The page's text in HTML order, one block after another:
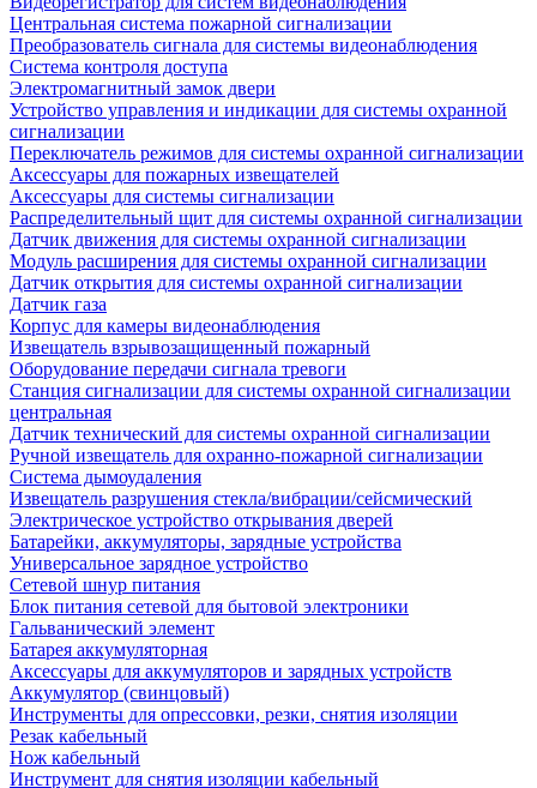
Центральная система пожарной сигнализации
Преобразователь сигнала для системы видеонаблюдения
Система контроля доступа
Электромагнитный замок двери
Устройство управления и индикации для системы охранной
сигнализации
Переключатель режимов для системы охранной сигнализации
Аксессуары для пожарных извещателей
Аксессуары для системы сигнализации
Распределительный щит для системы охранной сигнализации
Датчик движения для системы охранной сигнализации
Модуль расширения для системы охранной сигнализации
Датчик открытия для системы охранной сигнализации
Датчик газа
Корпус для камеры видеонаблюдения
Извещатель взрывозащищенный пожарный
Оборудование передачи сигнала тревоги
Станция сигнализации для системы охранной сигнализации
центральная
Датчик технический для системы охранной сигнализации
Ручной извещатель для охранно-пожарной сигнализации
Система дымоудаления
Извещатель разрушения стекла/вибрации/сейсмический
Электрическое устройство открывания дверей
Батарейки, аккумуляторы, зарядные устройства
Универсальное зарядное устройство
Сетевой шнур питания
Блок питания сетевой для бытовой электроники
Гальванический элемент
Батарея аккумуляторная
Аксессуары для аккумуляторов и зарядных устройств
Аккумулятор (свинцовый)
Инструменты для опрессовки, резки, снятия изоляции
Резак кабельный
Нож кабельный
Инструмент для снятия изоляции кабельный